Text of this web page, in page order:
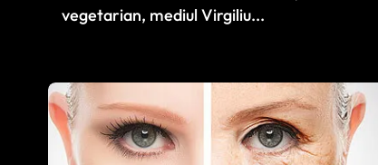
bere pe caniculă
vegetarian, mediul Virgiliu...